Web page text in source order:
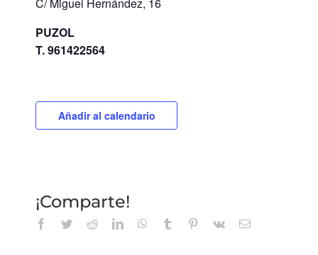
PUZOL
T. 961422564
Añadir al calendario
¡Comparte!
Facebook
TwitterRedditLinkedInWhatsApp
Tumblr Pinterest
Vk
Correo